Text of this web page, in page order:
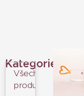
Kategorie
Všechny
produkty